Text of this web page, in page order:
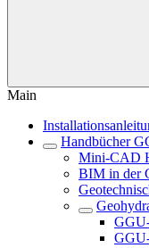
Main
Handbücher
Mini-CAD
BIM in der